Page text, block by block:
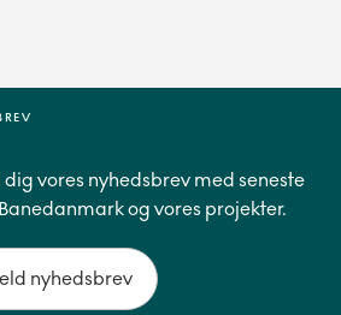
vores nyhedsbrev med seneste
og vores projekter.
nyhedsbrev